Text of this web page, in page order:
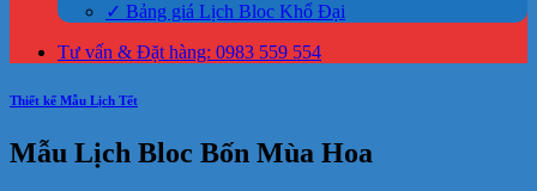
✓ Bảng giá Lịch Bloc Khổ Đại
Tư vấn & Đặt hàng: 0983 559 554
Thiết kế Mẫu Lịch Tết
Mẫu Lịch Bloc Bốn Mùa Hoa